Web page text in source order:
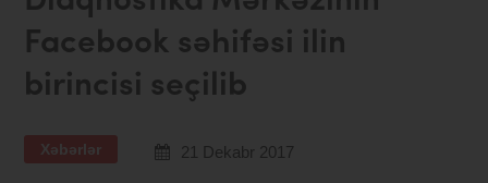
Facebook səhifəsi ilin
birincisi seçilib
Xəbərlər 21 Dekabr 2017